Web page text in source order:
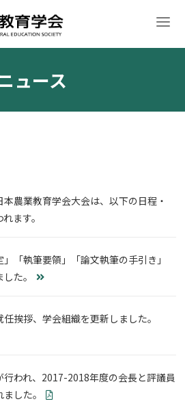
ュース
本農業教育学会大会は、以下の日程・
ます。
」「執筆要領」「論文執筆の手引き」
た。
任挨拶、学会組織を更新しました。
行われ、2017-2018年度の会長と評議員
した。